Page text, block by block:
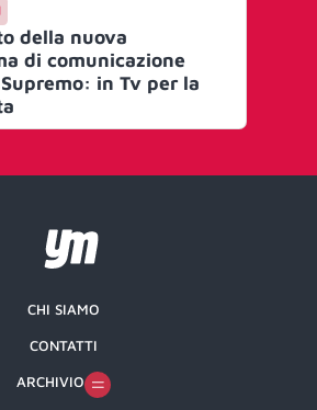
della nuova
di comunicazione
in Tv per la
CHI SIAMO
CONTATTI
ARCHIVIO